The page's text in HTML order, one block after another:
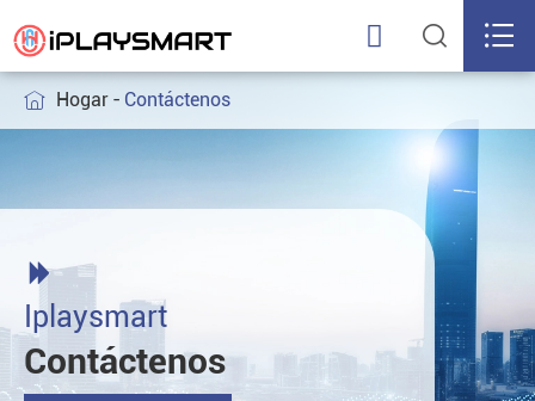
  
 Hogar Contáctenos

Iplaysmart
Contáctenos